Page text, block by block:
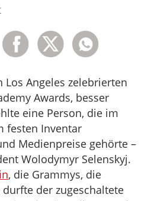
Angeles zelebrierten
Awards, besser
eine Person, die im
festen Inventar
Medienpreise gehörte –
Wolodymyr Selenskyj.
, die Grammys, die
der zugeschaltete